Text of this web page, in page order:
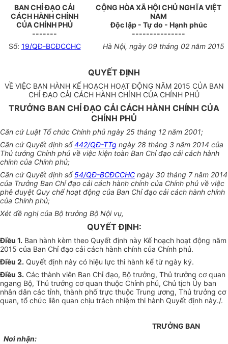
BAN CHỈ ĐẠO CẢI
CÁCH HÀNH CHÍNH
CỦA CHÍNH PHỦ
-------
CỘNG HÒA XÃ HỘI CHỦ NGHĨA VIỆT
NAM
Độc lập - Tự do - Hạnh phúc
---------------
Số: 19/QĐ-BCĐCCHC Hà Nội, ngày 09 tháng 02 năm 2015
QUYẾT ĐỊNH
VỀ VIỆC BAN HÀNH KẾ HOẠCH HOẠT ĐỘNG NĂM 2015 CỦA BAN
CHỈ ĐẠO CẢI CÁCH HÀNH CHÍNH CỦA CHÍNH PHỦ
TRƯỞNG BAN CHỈ ĐẠO CẢI CÁCH HÀNH CHÍNH CỦA
CHÍNH PHỦ
Căn cứ Luật Tổ chức Chính phủ ngày 25 tháng 12 năm 2001;
Căn cứ Quyết định số442/QĐ-TTg ngày 28 tháng 3 năm 2014 của
Thủ tướng Chính phủ về việc kiện toàn Ban Chỉ đạo cải cách hành
chính của Chính phủ;
Căn cứ Quyết định số54/QĐ-BCĐCCHC ngày 30 tháng 7 năm 2014
của Trưởng Ban Chỉ đạo cải cách hành chính của Chính phủ về việc
phê duyệt Quy chế hoạt động của Ban Chỉ đạo cải cách hành chính
của Chính phủ;
Xét đề nghị của Bộ trưởng Bộ Nội vụ,
QUYẾT ĐỊNH:
Điều 1. Ban hành kèm theo Quyết định này Kế hoạch hoạt động năm
2015 của Ban Chỉ đạo cải cách hành chính của Chính phủ.
Điều 2. Quyết định này có hiệu lực thi hành kể từ ngày ký.
Điều 3. Các thành viên Ban Chỉ đạo, Bộ trưởng, Thủ trưởng cơ quan
ngang Bộ, Thủ trưởng cơ quan thuộc Chính phủ, Chủ tịch Ủy ban
nhân dân các tỉnh, thành phốtrực thuộc Trung ương, Thủ trưởng cơ
quan, tổ chức liên quan chịu trách nhiệm thi hành Quyết định này./.
Nơi nhận:
TRƯỞNG BAN